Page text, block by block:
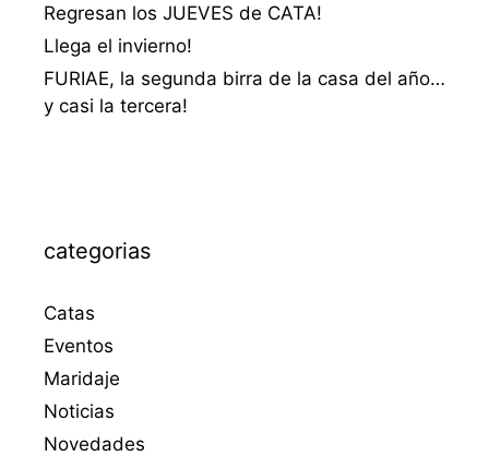
Regresan los JUEVES de CATA!
Llega el invierno!
FURIAE, la segunda birra de la casa del año…
y casi la tercera!
categorias
Catas
Eventos
Maridaje
Noticias
Novedades